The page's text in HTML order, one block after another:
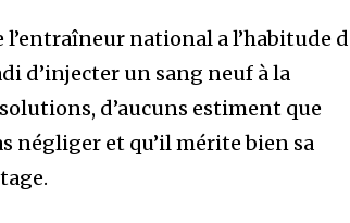
national a l’habitude
d’injecter un sang neuf à la
d’aucuns estiment que
négliger et qu’il mérite bien sa